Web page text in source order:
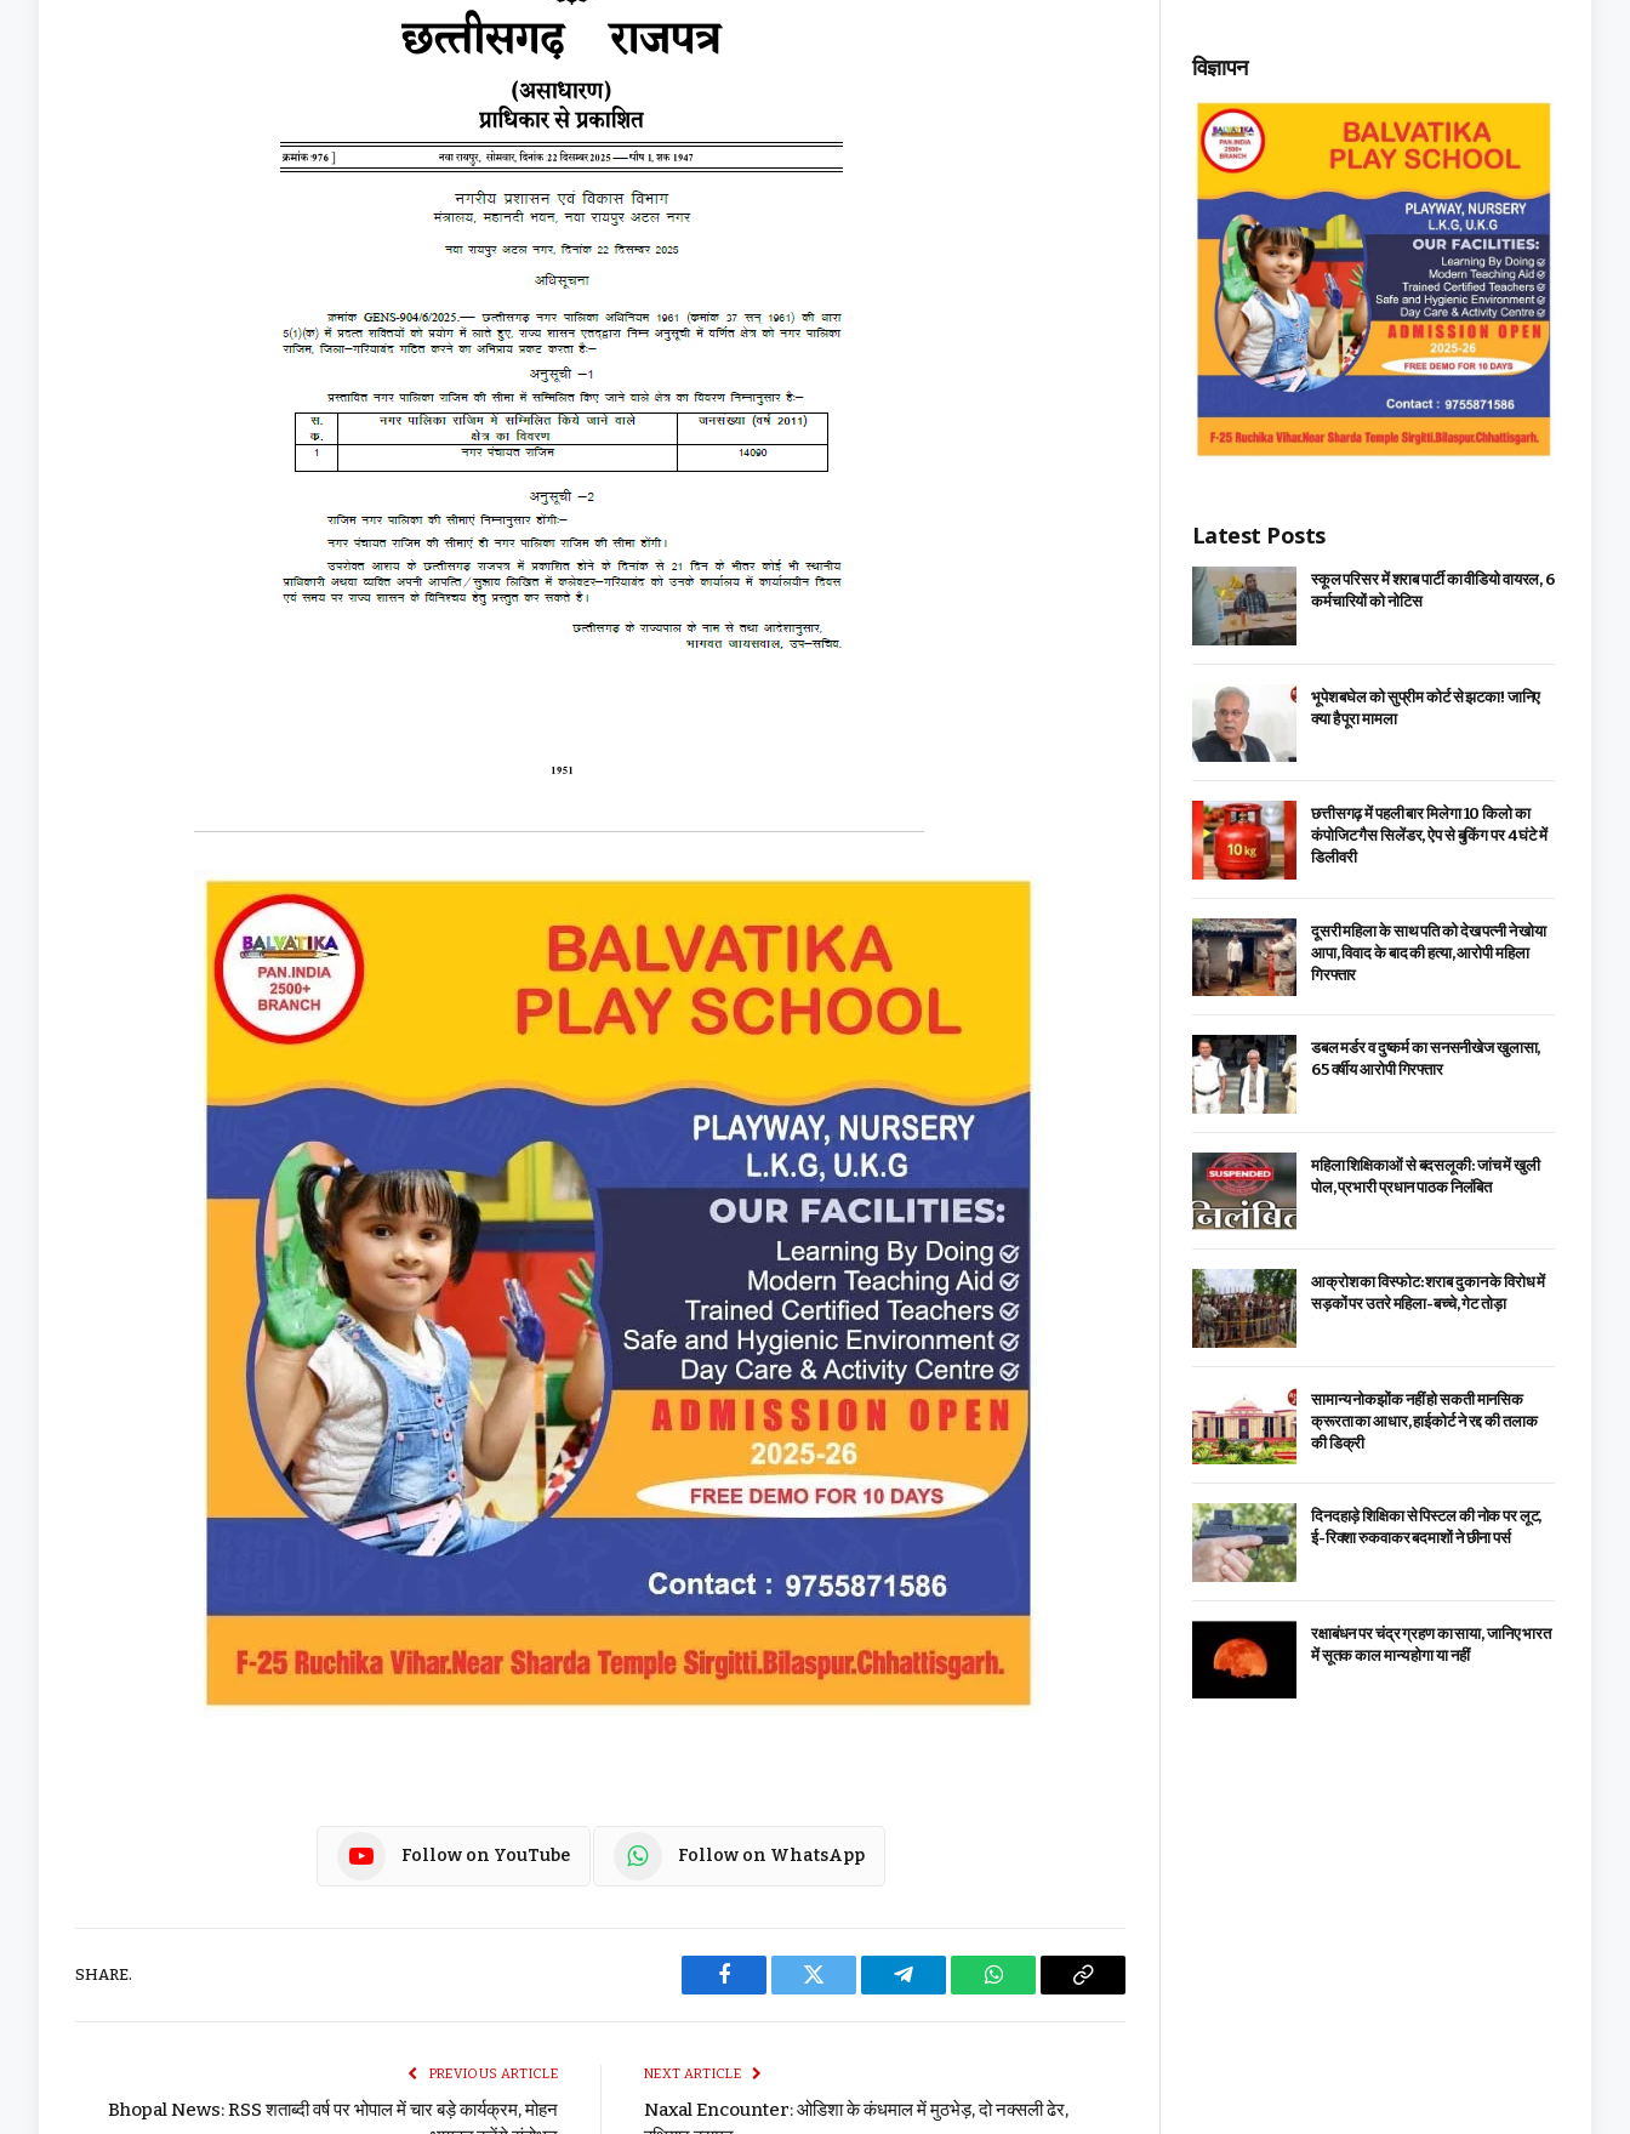
Follow on YouTube Follow on WhatsApp
SHARE.
Facebook Twitter Telegram WhatsAppCopy
PREVIOUS ARTICLE
Bhopal News: RSS शताब्दी वर्ष पर भोपाल में चार बड़े कार्यक्रम, मोहन
NEXT ARTICLE
Naxal Encounter: ओडिशा के कंधमाल में मुठभेड़, दो नक्सली ढेर,
विज्ञापन
Latest Posts
स्कूल परिसर में शराब पार्टी का वीडियो वायरल, 6
कर्मचारियों को नोटिस
भूपेश बघेल को सुप्रीम कोर्ट से झटका! जानिए
क्या है पूरा मामला
छत्तीसगढ़ में पहली बार मिलेगा 10 किलो का
कंपोजिट गैस सिलेंडर, ऐप से बुकिंग पर 4 घंटे में
डिलीवरी
दूसरी महिला के साथ पति को देख पत्नी ने खोया
आपा, विवाद के बाद की हत्या, आरोपी महिला
गिरफ्तार
डबल मर्डर व दुष्कर्म का सनसनीखेज खुलासा,
65 वर्षीय आरोपी गिरफ्तार
महिला शिक्षिकाओं से बदसलूकी: जांच में खुली
पोल, प्रभारी प्रधान पाठक निलंबित
आक्रोश का विस्फोट: शराब दुकान के विरोध में
सड़कों पर उतरे महिला-बच्चे, गेट तोड़ा
सामान्य नोकझोंक नहीं हो सकती मानसिक
क्रूरता का आधार, हाईकोर्ट ने रद्द की तलाक
की डिक्री
दिनदहाड़े शिक्षिका से पिस्टल की नोक पर लूट,
ई-रिक्शा रुकवाकर बदमाशों ने छीना पर्स
रक्षाबंधन पर चंद्र ग्रहण का साया, जानिए भारत
में सूतक काल मान्य होगा या नहीं